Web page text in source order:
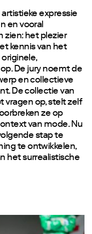
expressie
en vooral
zien: het plezier
kennis van het
De jury noemt de
en collectieve
De collectie van
vragen op, stelt zelf
ze op
van mode. Nu
stap te
te ontwikkelen,
het surrealistische